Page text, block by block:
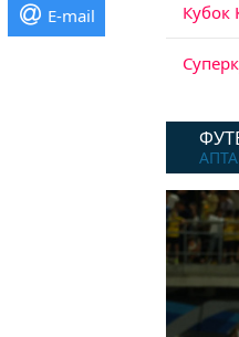
E-mail Кубок
АПТА